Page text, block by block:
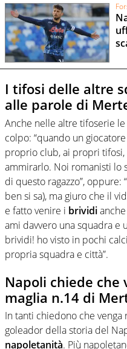
I tifosi delle altre
alle parole di
Anche nelle altre tifoserie
colpo: “quando un
proprio club, ai propri
ammirarlo. Noi romanisti lo
di questo ragazzo”, oppure:
ben si sa), ma giuro che il
e fatto venire i brividi
ami davvero una squadra e
brividi! ho visto in pochi
propria squadra e città”.
Napoli chiede che
maglia n.14 di
In tanti chiedono che venga
goleador della storia del
napoletanità. Più